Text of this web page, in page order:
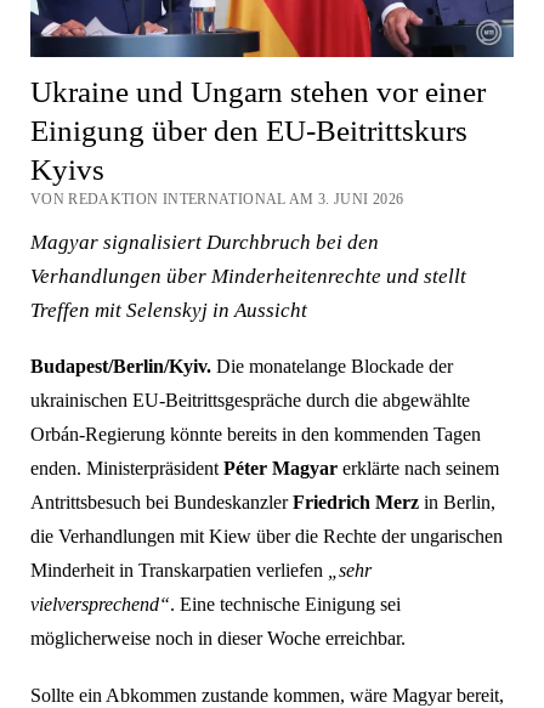
Ukraine und Ungarn stehen vor einer
Einigung über den EU-Beitrittskurs
Kyivs
VON REDAKTION INTERNATIONAL AM 3. JUNI 2026
Magyar signalisiert Durchbruch bei den
Verhandlungen über Minderheitenrechte und stellt
Treffen mit Selenskyj in Aussicht
Budapest/Berlin/Kyiv. Die monatelange Blockade der
ukrainischen EU-Beitrittsgespräche durch die abgewählte
Orbán-Regierung könnte bereits in den kommenden Tagen
enden. MinisterpräsidentPéter Magyarerklärte nach seinem
Antrittsbesuch bei BundeskanzlerFriedrich Merzin Berlin,
die Verhandlungen mit Kiew über die Rechte der ungarischen
Minderheit in Transkarpatien verliefen „sehr
vielversprechend“. Eine technische Einigung sei
möglicherweise noch in dieser Woche erreichbar.
Sollte ein Abkommen zustande kommen, wäre Magyar bereit,